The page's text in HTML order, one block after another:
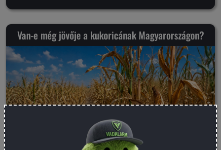
Van-e még jövője a kukoricának Magyarországon?